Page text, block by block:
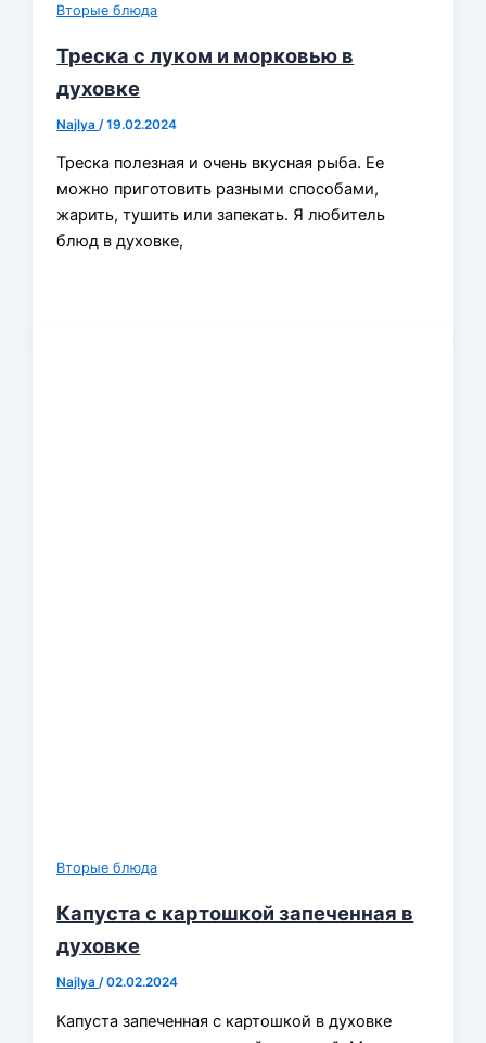
Вторые блюда
Треска с луком и морковью в
духовке
Najlya /19.02.2024
Треска полезная и очень вкусная рыба. Ее
можно приготовить разными способами,
жарить, тушить или запекать. Я любитель
блюд в духовке,
Вторые блюда
Капуста с картошкой запеченная в
духовке
Najlya/02.02.2024
Капуста запеченная с картошкой в духовке